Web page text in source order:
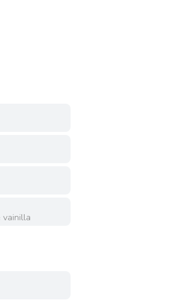
vainilla